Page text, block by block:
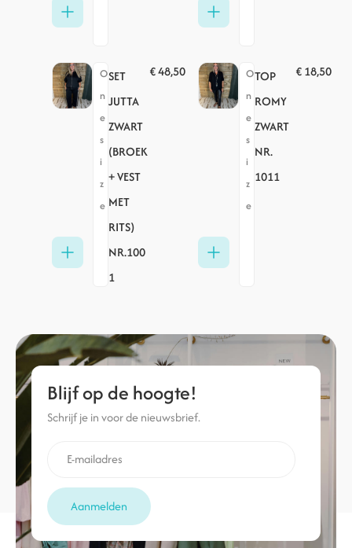
O
n
e
s
i
z
e
SET
JUTTA
ZWART
(BROEK
+ VEST
MET
RITS)
NR.100
1
€48,50
O
n
e
s
i
z
e
TOP
ROMY
ZWART
NR.
1011
€18,50
Blijf op de hoogte!
Schrijf je in voor de nieuwsbrief.
Aanmelden